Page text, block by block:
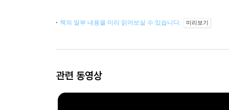
책의 일부 내용을 미리 읽어보실 수 있습니다. 미리보기
관련 동영상